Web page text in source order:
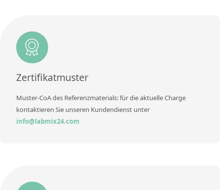
Zusätzliche Informationen
Methode
Zertifikatmuster
Muster-CoA des Referenzmaterials: für die aktuelle Charge
kontaktieren Sie unseren Kundendienst unter
info@labmix24.com